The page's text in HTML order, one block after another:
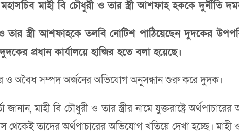
মহাসচিব মাহী বি চৌধুরী ও তার স্ত্রী আশফাহ হককে
স্ত্রী আশফাহকে তলবি নোটিশ পাঠিয়েছেন দুদকের
প্রধান কার্যালয়ে হাজির হতে বলা হয়েছে।
ও অবৈধ সম্পদ অর্জনের অভিযোগ অনুসন্ধান শুরু করে দুদক।
মাহী বি চৌধুরী ও তার স্ত্রীর নামে যুক্তরাষ্ট্রে
তাদের অর্থপাচারের অভিযোগ খতিয়ে দেখা হচ্ছে। মাহী ও